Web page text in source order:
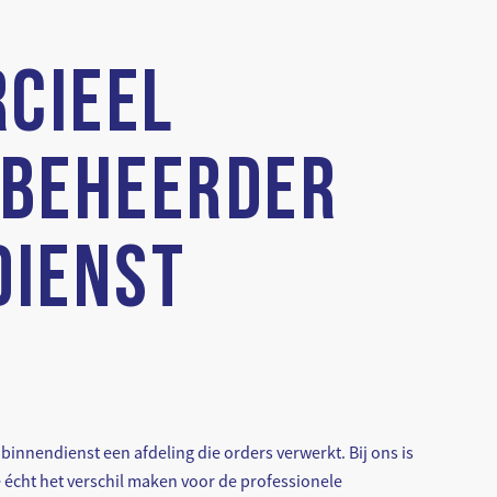
een afdeling die orders verwerkt. Bij ons is
het verschil maken voor de professionele